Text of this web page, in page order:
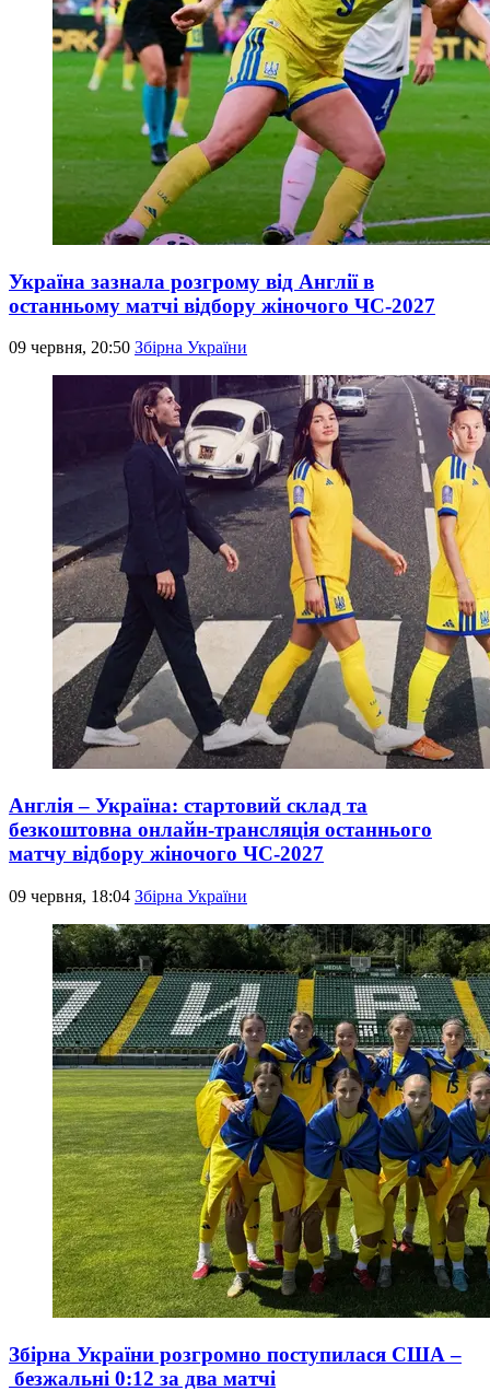
Україна зазнала розгрому від Англії в
останньому матчі відбору жіночого ЧС-2027
09 червня, 20:50 Збірна України
Англія – Україна: стартовий склад та
безкоштовна онлайн-трансляція останнього
матчу відбору жіночого ЧС-2027
09 червня, 18:04 Збірна України
Збірна України розгромно поступилася США –
безжальні 0:12 за два матчі